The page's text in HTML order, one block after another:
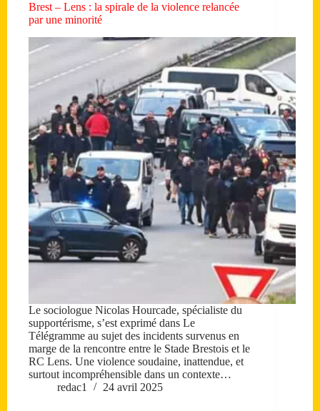
Brest – Lens : la spirale de la violence relancée
par une minorité
Le sociologue Nicolas Hourcade, spécialiste du
supportérisme, s’est exprimé dans Le
Télégramme au sujet des incidents survenus en
marge de la rencontre entre le Stade Brestois et le
RC Lens. Une violence soudaine, inattendue, et
surtout incompréhensible dans un contexte…
redac1
24 avril 2025